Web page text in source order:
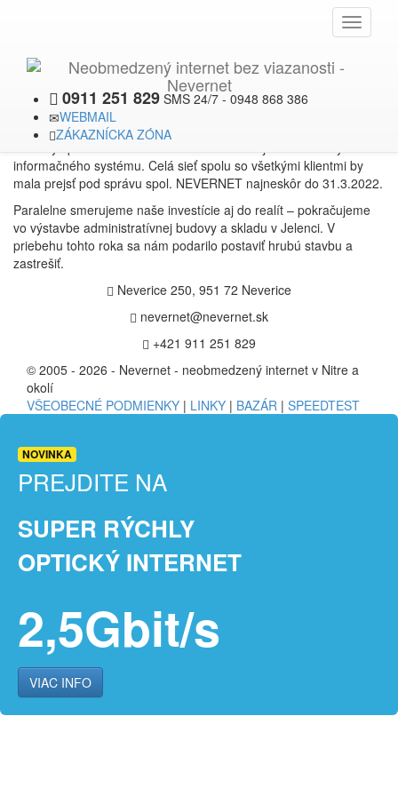
Toggle
0911 251 829 SMS 24/7 - 0948 868 386
WEBMAIL
ZÁKAZNÍCKA ZÓNA
Akvizícia TVAN net a
investície do nehnuteľností
Aktuálne sme spustili integráciu optickej siete postavenej v obci
informačného systému. Celá sieť spolu so všetkými klientmi by
mala prejsť pod správu spol. NEVERNET najneskôr do 31.3.2022.
Paralelne smerujeme naše investície aj do realít – pokračujeme
vo výstavbe administratívnej budovy a skladu v Jelenci. V
priebehu tohto roka sa nám podarilo postaviť hrubú stavbu a
zastrešiť.
Neverice 250, 951 72 Neverice
nevernet@nevernet.sk
+421 911 251 829
© 2005 - 2026 - Nevernet - neobmedzený internet v Nitre a
okolí
VŠEOBECNÉ PODMIENKY | LINKY | BAZÁR | SPEEDTEST
NOVINKA
PREJDITE NA
SUPER RÝCHLY
OPTICKÝ INTERNET
2,5Gbit/s
VIAC INFO